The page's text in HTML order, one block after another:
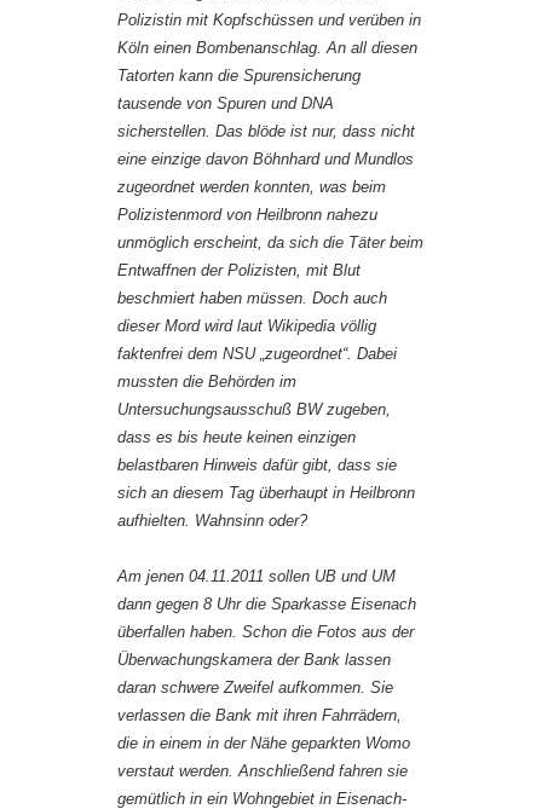
Polizistin mit Kopfschüssen und verüben in
Köln einen Bombenanschlag. An all diesen
Tatorten kann die Spurensicherung
tausende von Spuren und DNA
sicherstellen. Das blöde ist nur, dass nicht
eine einzige davon Böhnhard und Mundlos
zugeordnet werden konnten, was beim
Polizistenmord von Heilbronn nahezu
unmöglich erscheint, da sich die Täter beim
Entwaffnen der Polizisten, mit Blut
beschmiert haben müssen. Doch auch
dieser Mord wird laut Wikipedia völlig
faktenfrei dem NSU „zugeordnet“. Dabei
mussten die Behörden im
Untersuchungsausschuß BW zugeben,
dass es bis heute keinen einzigen
belastbaren Hinweis dafür gibt, dass sie
sich an diesem Tag überhaupt in Heilbronn
aufhielten. Wahnsinn oder?
Am jenen 04.11.2011 sollen UB und UM
dann gegen 8 Uhr die Sparkasse Eisenach
überfallen haben. Schon die Fotos aus der
Überwachungskamera der Bank lassen
daran schwere Zweifel aufkommen. Sie
verlassen die Bank mit ihren Fahrrädern,
die in einem in der Nähe geparkten Womo
verstaut werden. Anschließend fahren sie
gemütlich in ein Wohngebiet in Eisenach-